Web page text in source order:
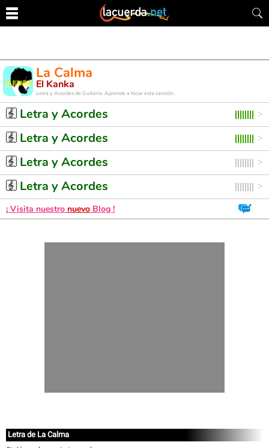
La Calma
El Kanka
Letra y Acordes de Guitarra. Aprende a tocar esta canción
Letra y Acordes
Letra y Acordes
Letra y Acordes
Letra y Acordes
¡ Visita nuestro nuevo Blog !
Letra de La Calma